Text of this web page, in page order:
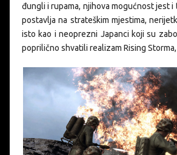
đungli i rupama, njihova mogućnost jest
postavlja na strateškim mjestima,
isto kao i neoprezni Japanci koji su
poprilično shvatili realizam Rising